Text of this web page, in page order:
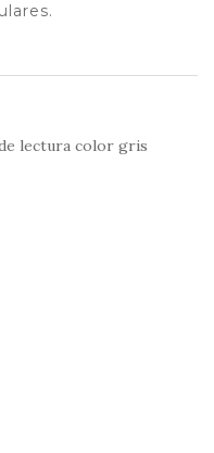
lectura color gris